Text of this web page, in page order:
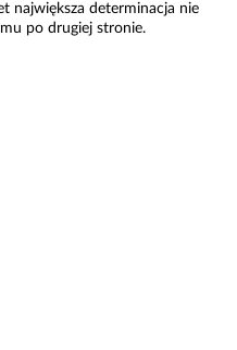
największa determinacja nie
po drugiej stronie.